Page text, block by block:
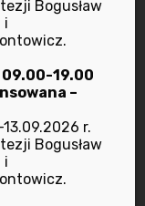
Bogusław
i
19.00
–
r.
Bogusław
i